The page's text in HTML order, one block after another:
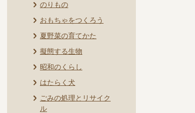
のりもの
おもちゃをつくろう
夏野菜の育てかた
擬態する生物
昭和のくらし
はたらく犬
ごみの処理とリサイク
ル